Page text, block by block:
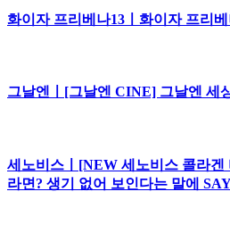
화이자 프리베나13ㅣ화이자 프리베
그날엔ㅣ[그날엔 CINE] 그날엔 세
세노비스ㅣ[NEW 세노비스 콜라겐
라면? 생기 없어 보인다는 말에